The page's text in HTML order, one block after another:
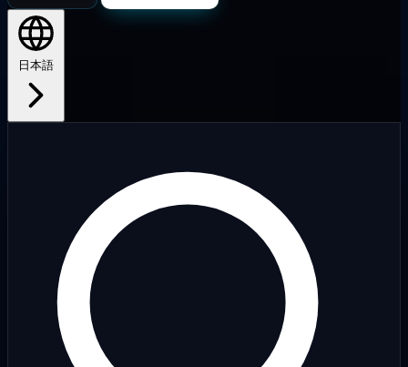
日本語